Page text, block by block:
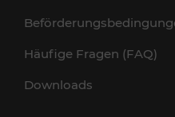
Häufige Fragen (FAQ)
Downloads